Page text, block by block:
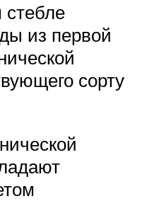
из первой
сорту